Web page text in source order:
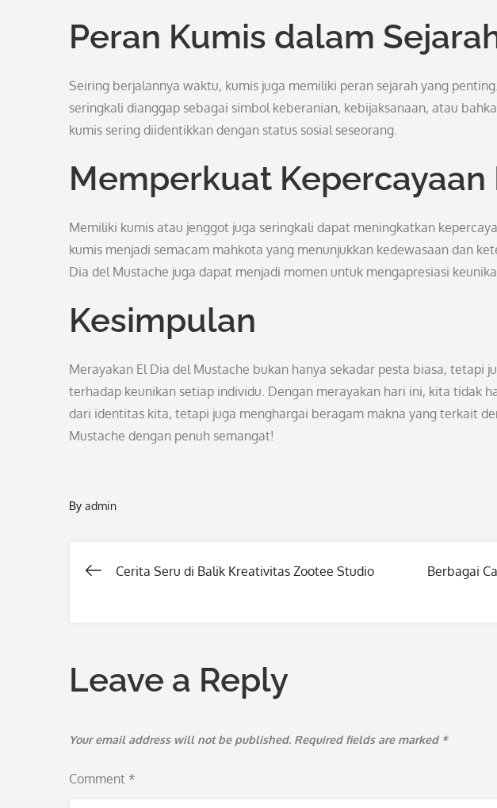
Peran Kumis dalam
Seiring berjalannya waktu, kumis juga memiliki peran sejarah yang
seringkali dianggap sebagai simbol keberanian, kebijaksanaan, atau
kumis sering diidentikkan dengan status sosial seseorang.
Memperkuat Kepercayaan
Memiliki kumis atau jenggot juga seringkali dapat meningkatkan
kumis menjadi semacam mahkota yang menunjukkan kedewasaan dan
Dia del Mustache juga dapat menjadi momen untuk mengapresiasi
Kesimpulan
Merayakan El Dia del Mustache bukan hanya sekadar pesta biasa, tetapi
terhadap keunikan setiap individu. Dengan merayakan hari ini, kita tidak
dari identitas kita, tetapi juga menghargai beragam makna yang terkait
Mustache dengan penuh semangat!
By admin
PostCerita Seru di Balik Kreativitas Zootee Studio
Berbagai
Leave a Reply
Your email address will not be published. Required fields are marked *
Comment *